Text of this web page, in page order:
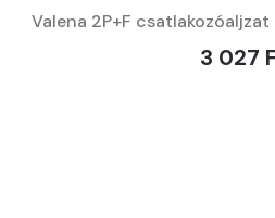
Valena 2P+F
3 027